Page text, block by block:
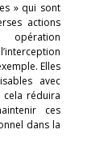
» qui sont
actions
opération
Elles
avec
réduira
ces
dans la